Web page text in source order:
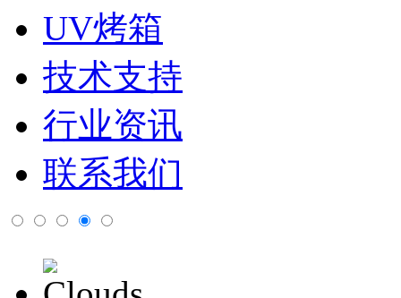
UV烤箱
技术支持
行业资讯
联系我们